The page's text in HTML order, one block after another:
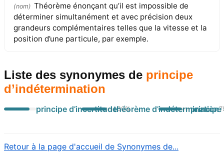
(nom) Théorème énonçant qu’il est impossible de
déterminer simultanément et avec précision deux
grandeurs complémentaires telles que la vitesse et la
position d’une particule, par exemple.
Liste des synonymes de principe
d’indétermination
principe d’incertitude80%
théorème d’indétermination
principe
Retour à la page d'accueil de Synonymes de...